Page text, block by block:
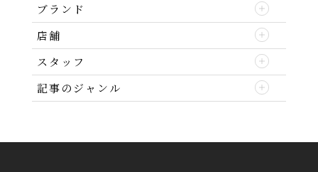
ブランド
店舗
スタッフ
記事のジャンル